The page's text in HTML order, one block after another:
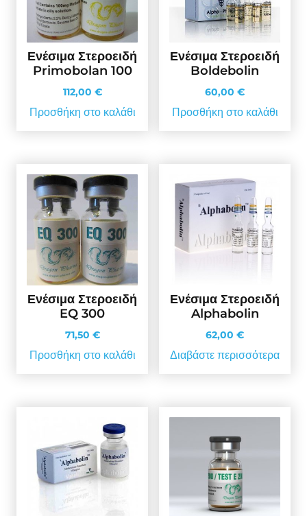
Ενέσιμα Στεροειδή
Primobolan 100
112,00 €
Προσθήκη στο καλάθι
Ενέσιμα Στεροειδή
Boldebolin
60,00 €
Προσθήκη στο καλάθι
Ενέσιμα Στεροειδή
EQ 300
71,50 €
Προσθήκη στο καλάθι
Ενέσιμα Στεροειδή
Alphabolin
62,00 €
Διαβάστε περισσότερα